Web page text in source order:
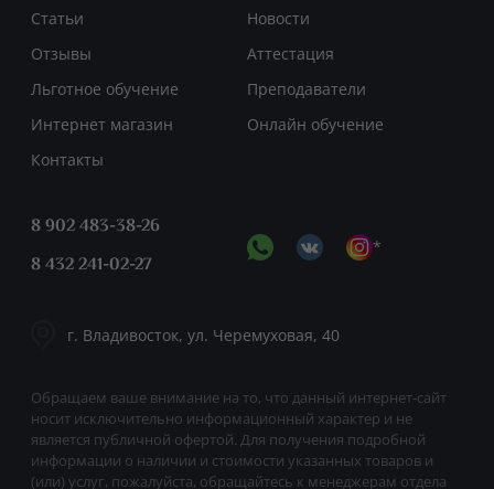
Обращаем ваше внимание на то, что данный интернет-сайт
носит исключительно информационный характер и не
является публичной офертой. Для получения подробной
информации о наличии и стоимости указанных товаров и
(или) услуг, пожалуйста, обращайтесь к менеджерам отдела
Статьи
Новости
Отзывы
Аттестация
Льготное обучение
Преподаватели
Интернет магазин
Онлайн обучение
Контакты
8 902 483-38-26
8 432 241-02-27
*
г. Владивосток, ул. Черемуховая, 40